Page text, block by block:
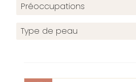
Préoccupations
Type de peau